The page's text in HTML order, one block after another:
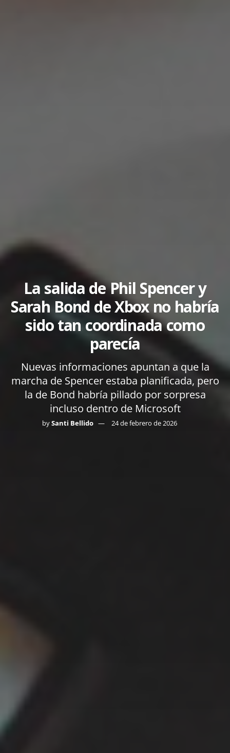
La salida de Phil Spencer y
Sarah Bond de Xbox no habría
sido tan coordinada como
parecía
Nuevas informaciones apuntan a que la
marcha de Spencer estaba planificada, pero
la de Bond habría pillado por sorpresa
incluso dentro de Microsoft
bySanti Bellido 24 de febrero de 2026